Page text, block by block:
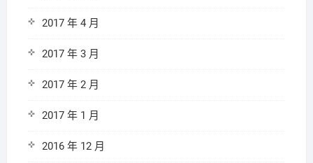
2017 年 4 月
2017 年 3 月
2017 年 2 月
2017 年 1 月
2016 年 12 月